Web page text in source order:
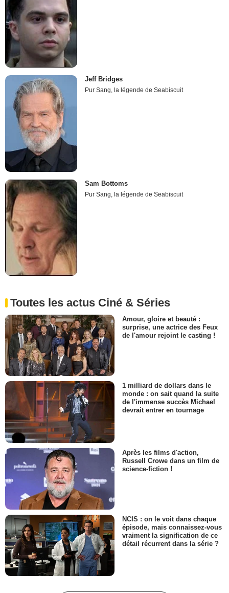
Jeff Bridges
Pur Sang, la légende de Seabiscuit
Sam Bottoms
Pur Sang, la légende de Seabiscuit
Toutes les actus Ciné & Séries
Amour, gloire et beauté :
surprise, une actrice des Feux
de l'amour rejoint le casting !
1 milliard de dollars dans le
monde : on sait quand la suite
de l'immense succès Michael
devrait entrer en tournage
Après les films d'action,
Russell Crowe dans un film de
science-fiction !
NCIS : on le voit dans chaque
épisode, mais connaissez-vous
vraiment la signification de ce
détail récurrent dans la série ?